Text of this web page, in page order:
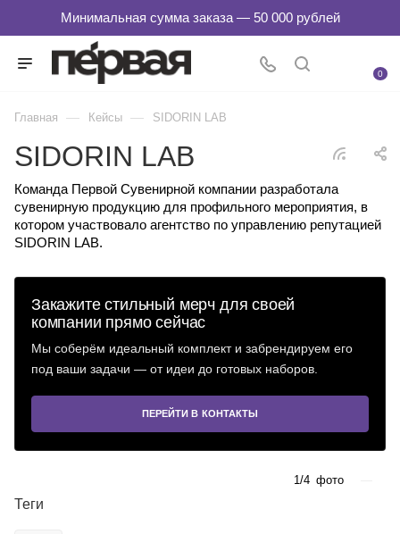
0
Главная — Кейсы — SIDORIN LAB
SIDORIN LAB
Команда Первой Сувенирной компании разработала
сувенирную продукцию для профильного мероприятия, в
котором участвовало агентство по управлению репутацией
SIDORIN LAB.
Закажите стильный мерч для своей
компании прямо сейчас
Мы соберём идеальный комплект и забрендируем его
под ваши задачи — от идеи до готовых наборов.
ПЕРЕЙТИ В КОНТАКТЫ
1/4 фото
Теги